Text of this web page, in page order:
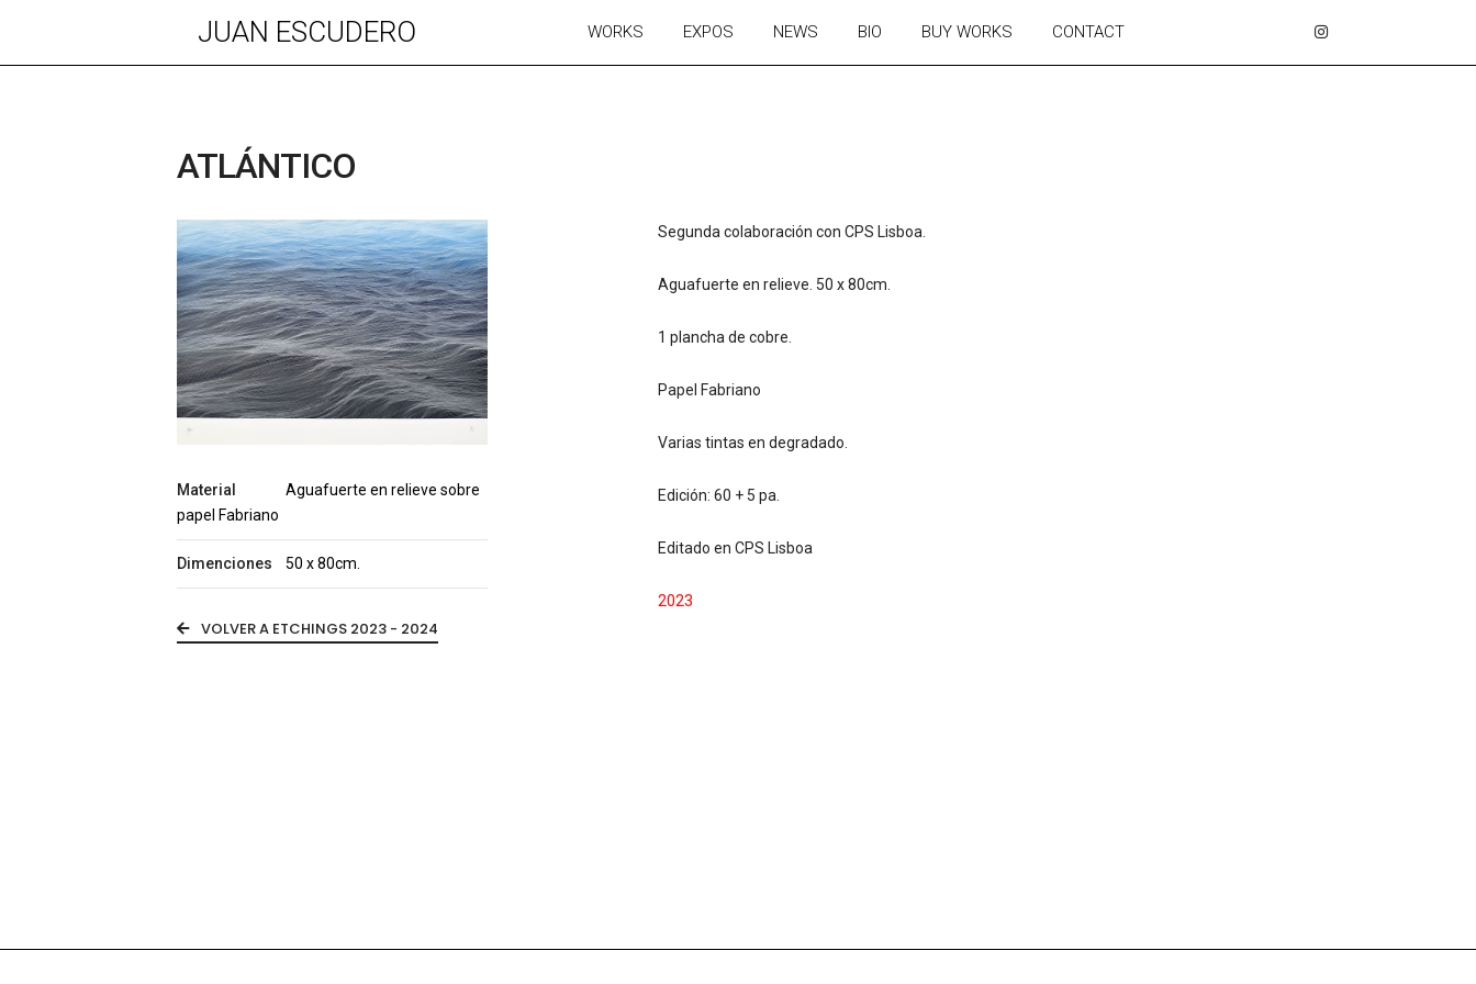
JUAN ESCUDERO WORKS EXPOS NEWS BIO BUY WORKS CONTACT
ATLÁNTICO
Material
Aguafuerte en relieve sobre
papel Fabriano
Dimenciones 50 x 80cm.
VOLVER A ETCHINGS 2023 - 2024
Segunda colaboración con CPS Lisboa.
Aguafuerte en relieve. 50 x 80cm.
1 plancha de cobre.
Papel Fabriano
Varias tintas en degradado.
Edición: 60 + 5 pa.
Editado en CPS Lisboa
2023